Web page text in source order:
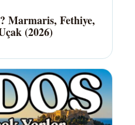
Marmaris, Fethiye,
(2026)